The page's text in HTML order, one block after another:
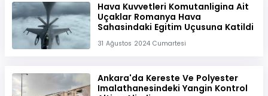
Hava Kuvvetleri Komutanligina Ait
Uçaklar Romanya Hava
Sahasindaki Egitim Uçusuna Katildi
31 Ağustos 2024 Cumartesi
Ankara'da Kereste Ve Polyester
Imalathanesindeki Yangin Kontrol